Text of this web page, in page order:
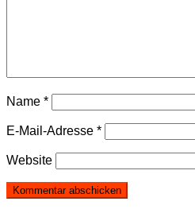
Name *
E-Mail-Adresse *
Website